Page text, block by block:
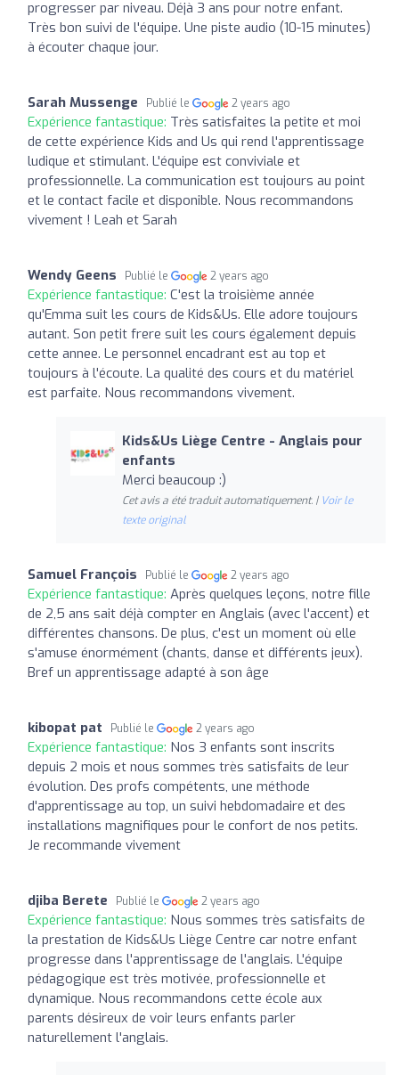
progresser par niveau. Déjà 3 ans pour notre enfant.
Très bon suivi de l'équipe. Une piste audio (10-15 minutes)
à écouter chaque jour.
Sarah Mussenge Publié le 2 years ago
Expérience fantastique: Très satisfaites la petite et moi
de cette expérience Kids and Us qui rend l'apprentissage
ludique et stimulant. L'équipe est conviviale et
professionnelle. La communication est toujours au point
et le contact facile et disponible. Nous recommandons
vivement ! Leah et Sarah
Wendy Geens Publié le 2 years ago
Expérience fantastique: C'est la troisième année
qu'Emma suit les cours de Kids&Us. Elle adore toujours
autant. Son petit frere suit les cours également depuis
cette annee. Le personnel encadrant est au top et
toujours à l'écoute. La qualité des cours et du matériel
est parfaite. Nous recommandons vivement.
Kids&Us Liège Centre - Anglais pour
enfants
Merci beaucoup :)
Cet avis a été traduit automatiquement. | Voir le
texte original
Samuel François Publié le 2 years ago
Expérience fantastique: Après quelques leçons, notre fille
de 2,5 ans sait déjà compter en Anglais (avec l'accent) et
différentes chansons. De plus, c'est un moment où elle
s'amuse énormément (chants, danse et différents jeux).
Bref un apprentissage adapté à son âge
kibopat pat Publié le 2 years ago
Expérience fantastique: Nos 3 enfants sont inscrits
depuis 2 mois et nous sommes très satisfaits de leur
évolution. Des profs compétents, une méthode
d'apprentissage au top, un suivi hebdomadaire et des
installations magnifiques pour le confort de nos petits.
Je recommande vivement
djiba Berete Publié le 2 years ago
Expérience fantastique: Nous sommes très satisfaits de
la prestation de Kids&Us Liège Centre car notre enfant
progresse dans l'apprentissage de l'anglais. L'équipe
pédagogique est très motivée, professionnelle et
dynamique. Nous recommandons cette école aux
parents désireux de voir leurs enfants parler
naturellement l'anglais.